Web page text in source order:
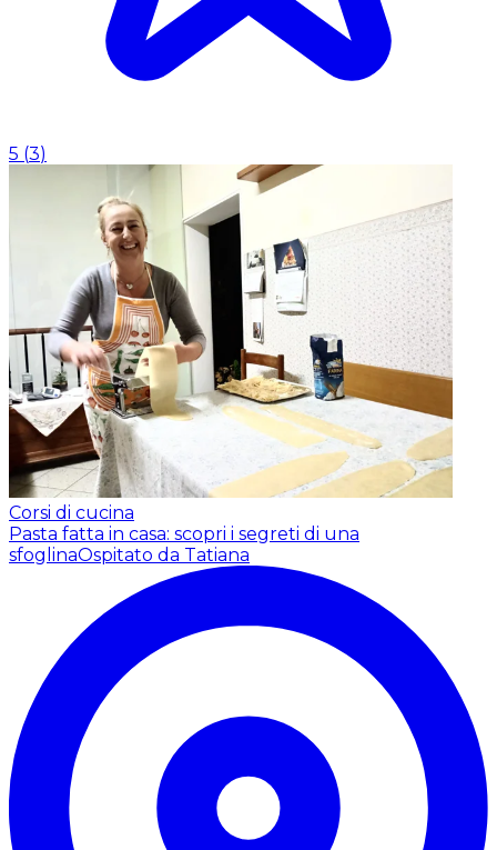
5 (3)
Corsi di cucina
Pasta fatta in casa: scopri i segreti di una
sfoglinaOspitato da Tatiana